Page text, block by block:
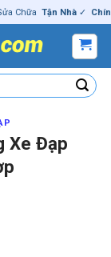
Tận Nhà ✓ Chính
Xe Đạp